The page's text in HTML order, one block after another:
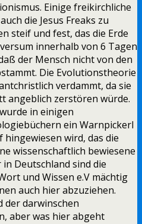
Einige freikirchliche
die Jesus Freaks zu
steif und fest, das die Erde
innerhalb von 6 Tagen
der Mensch nicht von den
Die Evolutionstheorie
verdammt, da sie
angeblich zerstören würde.
in einigen
ein Warnpickerl
wird, das die
wissenschaftlich bewiesene
Deutschland sind die
und Wissen e.V mächtig
auch hier abzuziehen.
der darwinschen
aber was hier abgeht